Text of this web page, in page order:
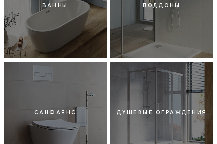
ВАННЫ ПОДДОНЫ
САНФАЯНС ДУШЕВЫЕ ОГРАЖДЕНИЯ